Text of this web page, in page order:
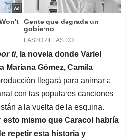
ti, la novela donde Variel
Mariana Gómez, Camila
llegará para animar a
con las populares canciones
a la vuelta de la esquina.
esto mismo que Caracol habría
repetir esta historia y